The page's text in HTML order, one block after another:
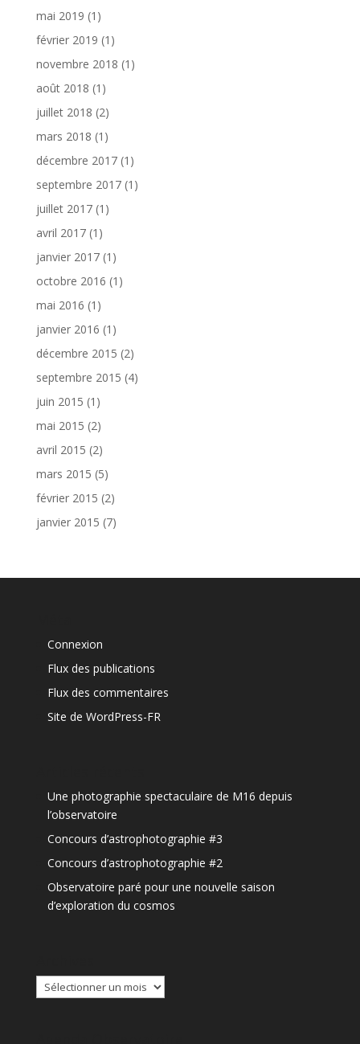
mai 2019 (1)
février 2019 (1)
novembre 2018 (1)
août 2018 (1)
juillet 2018 (2)
mars 2018 (1)
décembre 2017(1)
septembre 2017(1)
juillet 2017(1)
avril 2017(1)
janvier 2017(1)
octobre 2016 (1)
mai 2016 (1)
janvier 2016 (1)
décembre 2015 (2)
septembre 2015 (4)
juin 2015 (1)
mai 2015 (2)
avril 2015 (2)
mars 2015 (5)
février 2015 (2)
janvier 2015 (7)
Connexion
Flux des publications
Flux des commentaires
Site de WordPress-FR
Une photographie spectaculaire de M16 depuis
l’observatoire
Concours d’astrophotographie #3
Concours d’astrophotographie #2
Observatoire paré pour une nouvelle saison
d’exploration du cosmos
Archives